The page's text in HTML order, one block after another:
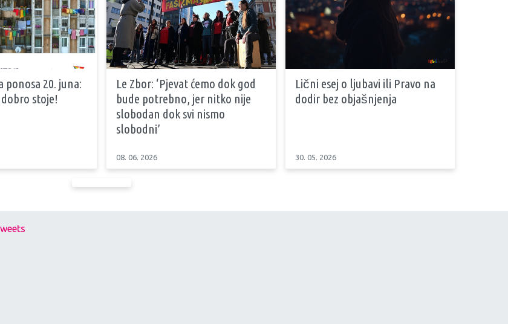
ponosa 20. juna:
stoje!
Le Zbor: ‘Pjevat ćemo dok god
bude potrebno, jer nitko nije
slobodan dok svi nismo
slobodni’
08. 06. 2026
Lični esej o ljubavi ili Pravo na
dodir bez objašnjenja
30. 05. 2026